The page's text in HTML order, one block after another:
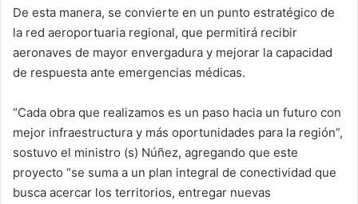
De esta manera, se convierte en un punto estratégico de
la red aeroportuaria regional, que permitirá recibir
aeronaves de mayor envergadura y mejorar la capacidad
de respuesta ante emergencias médicas.
“Cada obra que realizamos es un paso hacia un futuro con
mejor infraestructura y más oportunidades para la región”,
sostuvo el ministro (s) Núñez, agregando que este
proyecto “se suma a un plan integral de conectividad que
busca acercar los territorios, entregar nuevas